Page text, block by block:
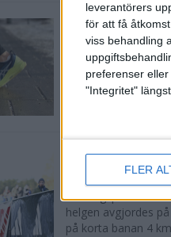
leverantörers
för att få
viss behandling
preferenser
"Integritet"
FLER
ASICS GEL-
stabilitet och
24 feb 2026
I BETALT
med bra stöd runt
Sarah Lahti
Terrängspecialisten
helgen avgjordes
på korta banan 4